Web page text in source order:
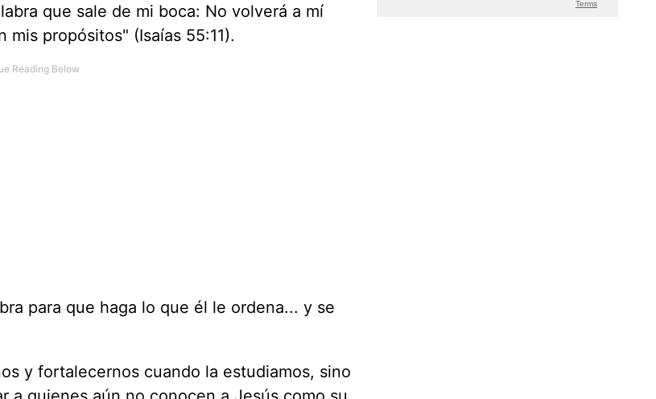
que sale de mi boca: No volverá a mí
propósitos" (Isaías 55:11).
para que haga lo que él le ordena... y se
y fortalecernos cuando la estudiamos, sino